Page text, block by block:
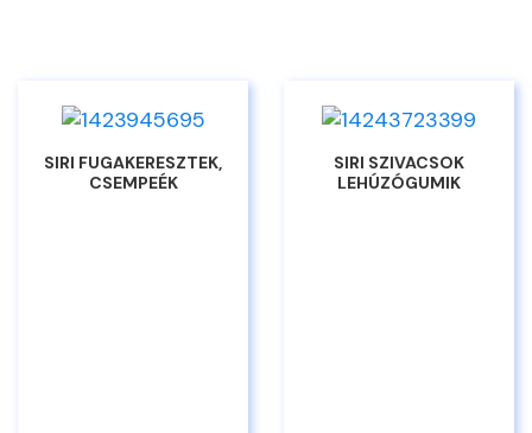
SIRI FUGAKERESZTEK,
CSEMPEÉK
SIRI SZIVACSOK
LEHÚZÓGUMIK